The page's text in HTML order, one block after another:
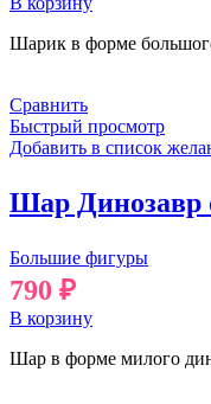
Шарик в форме
Сравнить
Быстрый просмотр
Добавить в список
Шар Динозавр
Большие фигуры
790 ₽
В корзину
Шар в форме милого